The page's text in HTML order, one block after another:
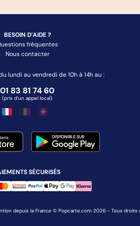
BESOIN D’AIDE ?
fréquentes
Nous contacter
lundi au vendredi de 10h à 14h au :
01 83 81 74 60
(prix d'un appel local)
SÉCURISÉS
depuis la France © Popcarte.com 2026 - Tous droits